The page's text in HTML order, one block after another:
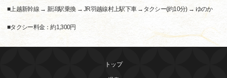
■上越新幹線 → 新潟駅乗換 → JR羽越線村上駅下車 →タクシー(約10分) → ゆのか
■タクシー料金：約1,300円
トップ